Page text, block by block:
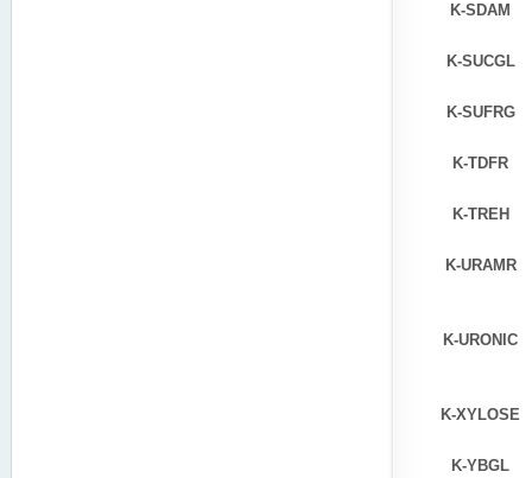
K-SDAM
K-SUCGL
K-SUFRG
K-TDFR
K-TREH
K-URAMR
K-URONIC
K-XYLOSE
K-YBGL